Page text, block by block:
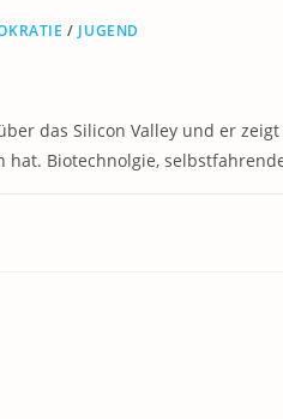
/ JUGEND
das Silicon Valley und er
hat. Biotechnolgie,